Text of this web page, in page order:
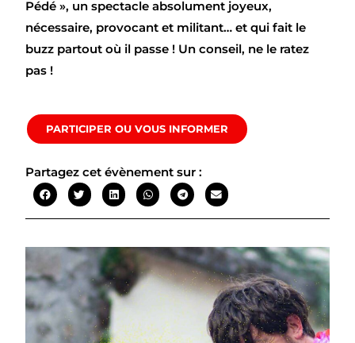
Pédé », un spectacle absolument joyeux,
nécessaire, provocant et militant… et qui fait le
buzz partout où il passe ! Un conseil, ne le ratez
pas !
PARTICIPER OU VOUS INFORMER
Partagez cet évènement sur :